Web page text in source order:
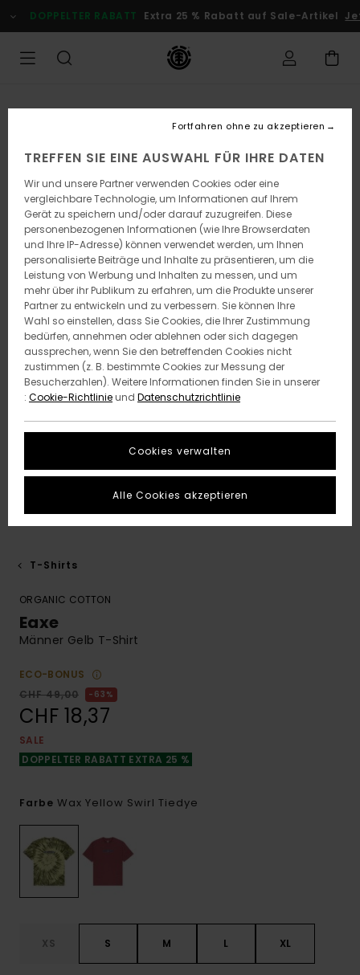
zur
Produktinformation
DOPPELTER RABATT Extra 25 % Rabatt auf Sale-Artikel
T-Shirts
ORGANIC COTTON
Eaxe
Männer Gelb T-Shirt
ECO-BONUS
CHF 49,00
63%
CHF 18,37
SALE
DOPPELTER RABATT EXTRA 25 %
Farbe Wax Yellow Swirl Tiedye
XS S M L XL
TREFFEN SIE EINE AUSWAHL FÜR IHRE DATEN
Wir und unsere Partner verwenden Cookies oder eine
vergleichbare Technologie, um Informationen auf Ihrem
Gerät zu speichern und/oder darauf zuzugreifen. Diese
personenbezogenen Informationen (wie Ihre Browserdaten
und Ihre IP-Adresse) können verwendet werden, um Ihnen
personalisierte Beiträge und Inhalte zu präsentieren, um die
Leistung von Werbung und Inhalten zu messen, und um
mehr über ihr Publikum zu erfahren, um die Produkte unserer
Partner zu entwickeln und zu verbessern. Sie können Ihre
Wahl so einstellen, dass Sie Cookies, die Ihrer Zustimmung
bedürfen, annehmen oder ablehnen oder sich dagegen
aussprechen, wenn Sie den betreffenden Cookies nicht
zustimmen (z. B. bestimmte Cookies zur Messung der
Besucherzahlen). Weitere Informationen finden Sie in unserer
: Cookie-Richtlinieund Datenschutzrichtlinie
Cookies verwalten
Fortfahren ohne zu akzeptieren
Alle Cookies akzeptieren